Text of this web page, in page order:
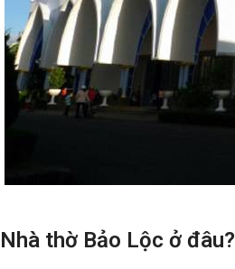
Nhà thờ Bảo Lộc ở đâu?